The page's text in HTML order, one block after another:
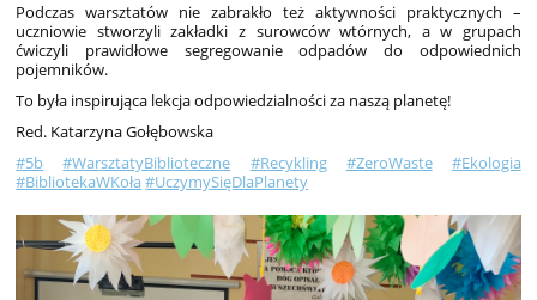
Podczas warsztatów nie zabrakło też aktywności praktycznych –
uczniowie stworzyli zakładki z surowców wtórnych, a w grupach
ćwiczyli prawidłowe segregowanie odpadów do odpowiednich
pojemników.
To była inspirująca lekcja odpowiedzialności za naszą planetę!
Red. Katarzyna Gołębowska
#5b
#WarsztatyBiblioteczne #Recykling #ZeroWaste
#Ekologia
#BibliotekaWKoła#UczymySięDlaPlanety